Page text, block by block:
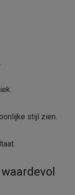
stijl zien.